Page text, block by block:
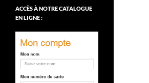
ACCÈS À NOTRE CATALOGUE
EN LIGNE :